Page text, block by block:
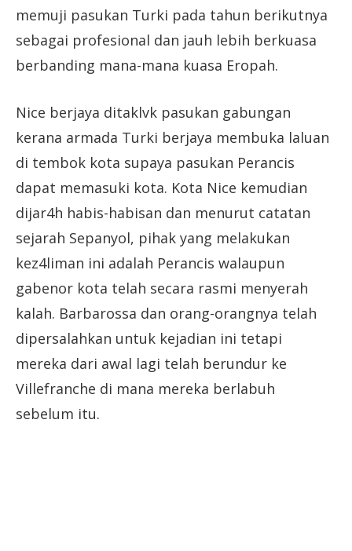
memuji pasukan Turki pada tahun berikutnya
sebagai profesional dan jauh lebih berkuasa
berbanding mana-mana kuasa Eropah.
Nice berjaya ditaklvk pasukan gabungan
kerana armada Turki berjaya membuka laluan
di tembok kota supaya pasukan Perancis
dapat memasuki kota. Kota Nice kemudian
dijar4h habis-habisan dan menurut catatan
sejarah Sepanyol, pihak yang melakukan
kez4liman ini adalah Perancis walaupun
gabenor kota telah secara rasmi menyerah
kalah. Barbarossa dan orang-orangnya telah
dipersalahkan untuk kejadian ini tetapi
mereka dari awal lagi telah berundur ke
Villefranche di mana mereka berlabuh
sebelum itu.